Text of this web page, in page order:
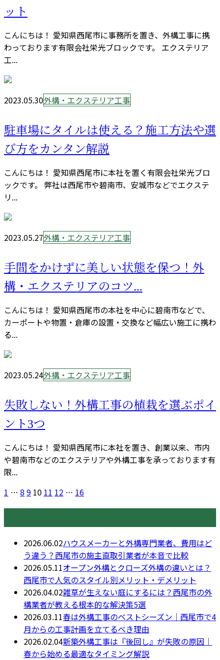
ット
こんにちは！ 愛知県西尾市に事務所を置き、外構工事に携
わっております有限会社栄光ブロックです。 エクステリア
工...
2023.05.30外構・エクステリア工事
駐車場にタイルは使える？施工方法や選
び方をカンタン解説
こんにちは！ 愛知県西尾市に本社を置く有限会社栄光ブロ
ックです。 弊社は西尾市や碧南市、安城市などでエクステ
リ...
2023.05.27外構・エクステリア工事
手間をかけずに美しい状態を保つ！外
構・エクステリアのコツ...
こんにちは！ 愛知県西尾市の本社を中心に碧南市などで、
カーポートや物置・倉庫の設置・交換など幅広い施工に携わ
る...
2023.05.24外構・エクステリア工事
失敗しない！外構工事の植栽を選ぶポイ
ント3つ
こんにちは！ 愛知県西尾市に本社を置き、創業以来、市内
や碧南市などのエクステリアや外構工事を承っております有
限...
1 … 8 9 10 11 12 … 16
2026.06.02ハウスメーカーと外構専門業者、費用はど
う違う？西尾市の施主直取引業者が本音で比較
2026.05.11オープン外構とクローズ外構の違いとは？
西尾市で人気のスタイル別メリット・デメリット
2026.04.02雑草が生えない庭にするには？西尾市の外
構業者が教える根本的な解決策5選
2026.03.11春は外構工事のベストシーズン｜西尾市で4
月からの工事計画を立てるべき理由
2026.02.04新築外構工事は『後回し』が失敗の原因｜
春から始める最適なタイミング解説